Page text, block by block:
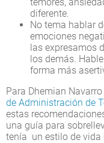
diferente.
No tema hablar
emociones
las expresamos
los demás.
forma más
Para Dhemian
de Administración de
estas
una guía para
tenía un estilo de vida